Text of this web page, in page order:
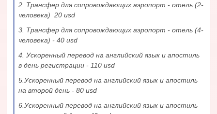
2. Трансфер для сопровождающих аэропорт - отель (2-
человека) 20 usd
3. Трансфер для сопровождающих аэропорт - отель (4-
человека) - 40 usd
4. Ускоренный перевод на английский язык и апостиль
в день регистрации - 110 usd
5.Ускоренный перевод на английский язык и апостиль
на второй день - 80 usd
6.Ускоренный перевод на английский язык и апостиль